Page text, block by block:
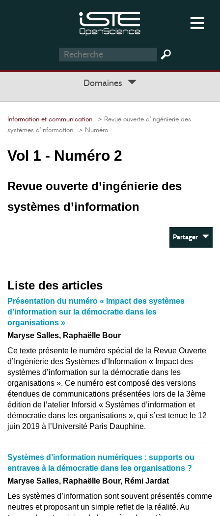
Domaines
Information et communication > Revue ouverte d’ingénierie des
systèmes d’information > Numéro
Vol 1 - Numéro 2
Revue ouverte d’ingénierie des
systèmes d’information
Partager
Liste des articles
Présentation du numéro « Impact des systèmes
d’information sur la démocratie dans les
organisations »
Maryse Salles, Raphaëlle Bour
Ce texte présente le numéro spécial de la Revue Ouverte
d’Ingénierie des Systèmes d’Information « Impact des
systèmes d’information sur la démocratie dans les
organisations ». Ce numéro est composé des versions
étendues de communications présentées lors de la 3ème
édition de l’atelier Inforsid « Systèmes d’information et
démocratie dans les organisations », qui s’est tenue le 12
juin 2019 à l’Université Paris Dauphine.
Systèmes d’information numériques : supports ou
entraves à la démocratie dans les organisations ?
Maryse Salles, Raphaëlle Bour, Rémi Jardat
Les systèmes d’information sont souvent présentés comme
neutres et proposant un simple reflet de la réalité. Au